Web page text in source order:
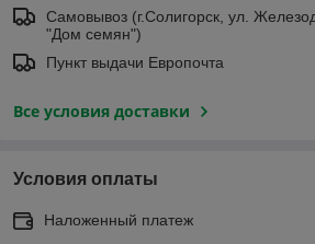
Самовывоз (г.Солигорск, ул.
"Дом семян")
Пункт выдачи Европочта
Все условия доставки
Условия оплаты
Наложенный платеж